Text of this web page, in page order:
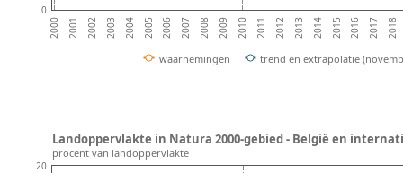
2000 2001 2002 2003 2004 2005 2006 2007 2008 2009 2010 2011 2012 2013 2014 2015 2016 2017 2018
0
waarnemingen trend en extrapolatie
20
Landoppervlakte in Natura 2000-gebied - België en
procent van landoppervlakte